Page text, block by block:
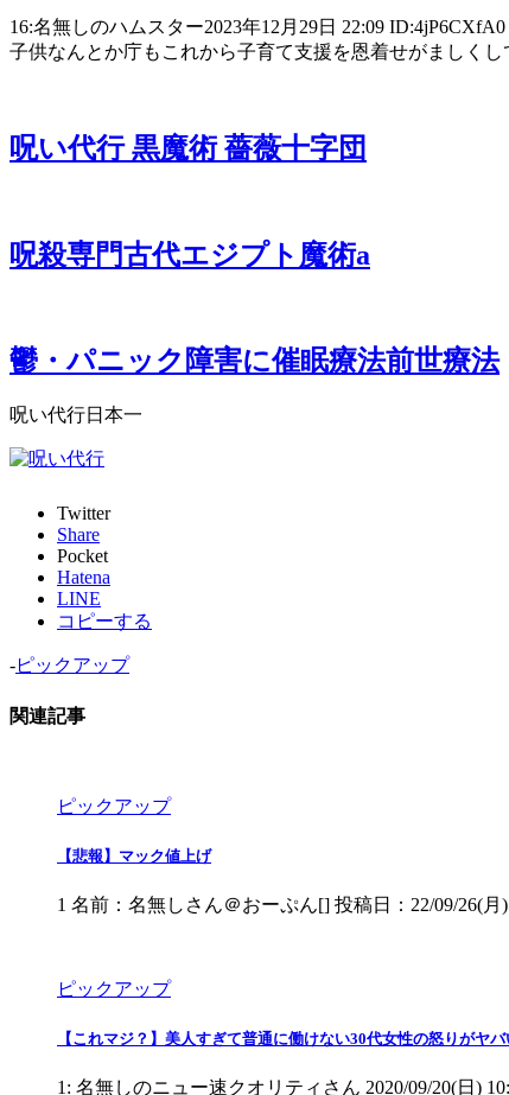
16:名無しのハムスター2023年12月29日 22:09 ID:4jP6CXfA0
子供なんとか庁もこれから子育て支援を恩着せがましく
呪い代行 黒魔術 薔薇十字団
呪殺専門古代エジプト魔術a
鬱・パニック障害に催眠療法前世療法
呪い代行日本一
Twitter
Share
Pocket
Hatena
LINE
コピーする
-ピックアップ
関連記事
ピックアップ
【悲報】マック値上げ
1 名前：名無しさん＠おーぷん[] 投稿日：22/09/26(
ピックアップ
【これマジ？】美人すぎて普通に働けない30代女性の怒りがヤバ
1: 名無しのニュー速クオリティさん 2020/09/20(日)